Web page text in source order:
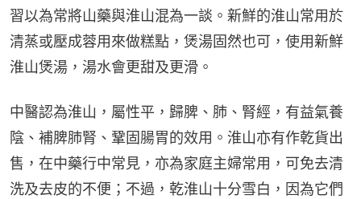
習以為常將山藥與淮山混為一談。新鮮的淮山常用於
清蒸或壓成蓉用來做糕點，煲湯固然也可，使用新鮮
淮山煲湯，湯水會更甜及更滑。
中醫認為淮山，屬性平，歸脾、肺、腎經，有益氣養
陰、補脾肺腎、鞏固腸胃的效用。淮山亦有作乾貨出
售，在中藥行中常見，亦為家庭主婦常用，可免去清
洗及去皮的不便；不過，乾淮山十分雪白，因為它們